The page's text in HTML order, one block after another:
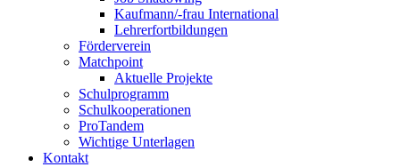
Kaufmann/-frau International
Lehrerfortbildungen
Förderverein
Matchpoint
Aktuelle Projekte
Schulprogramm
Schulkooperationen
ProTandem
Wichtige Unterlagen
Kontakt